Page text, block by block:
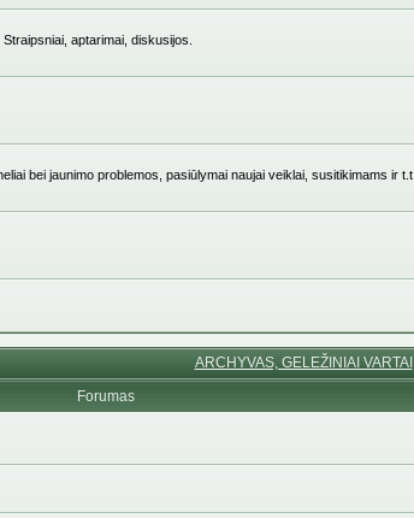
aptarimai, diskusijos.
bei jaunimo problemos, pasiūlymai naujai veiklai, susitikimams ir t.t.
ARCHYVAS, GELEŽINIAI VARTAI
Forumas